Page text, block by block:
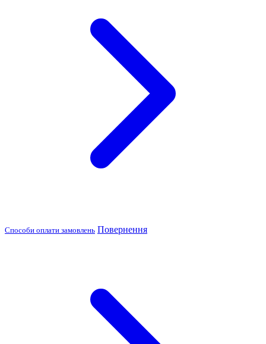
Способи оплати замовлень Повернення